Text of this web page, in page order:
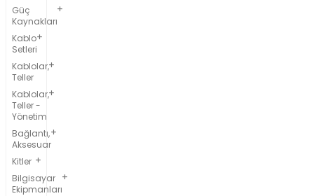
Güç
Kaynakları
Kablo
Setleri
Kablolar,
Teller
Kablolar,
Teller -
Yönetim
Bağlantı,
Aksesuar
Kitler
Bilgisayar
Ekipmanları